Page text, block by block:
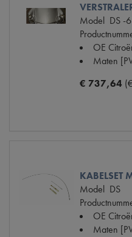
Model DS -
OE
Maten
€ 737,64
KABELSET
Model DS
OE
Maten